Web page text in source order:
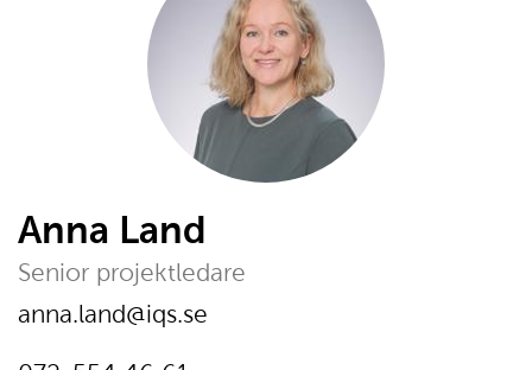
Anna Land
Senior projektledare
E-post:
anna.land@iqs.se